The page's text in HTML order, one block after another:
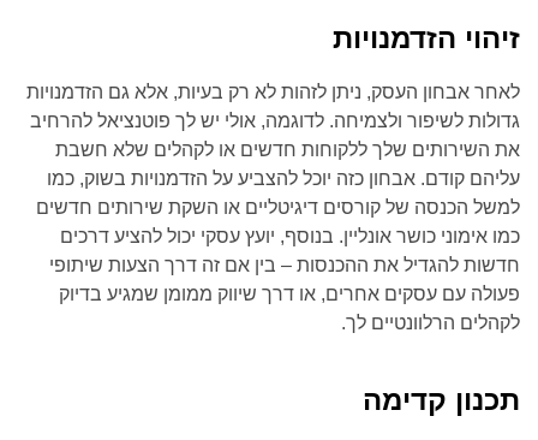
זיהוי הזדמנויות
לאחר אבחון העסק, ניתן לזהות לא רק בעיות, אלא גם הזדמנויות
גדולות לשיפור ולצמיחה. לדוגמה, אולי יש לך פוטנציאל להרחיב
את השירותים שלך ללקוחות חדשים או לקהלים שלא חשבת
עליהם קודם. אבחון כזה יוכל להצביע על הזדמנויות בשוק, כמו
למשל הכנסה של קורסים דיגיטליים או השקת שירותים חדשים
כמו אימוני כושר אונליין. בנוסף, יועץ עסקי יכול להציע דרכים
חדשות להגדיל את ההכנסות – בין אם זה דרך הצעות שיתופי
פעולה עם עסקים אחרים, או דרך שיווק ממומן שמגיע בדיוק
לקהלים הרלוונטיים לך.
תכנון קדימה